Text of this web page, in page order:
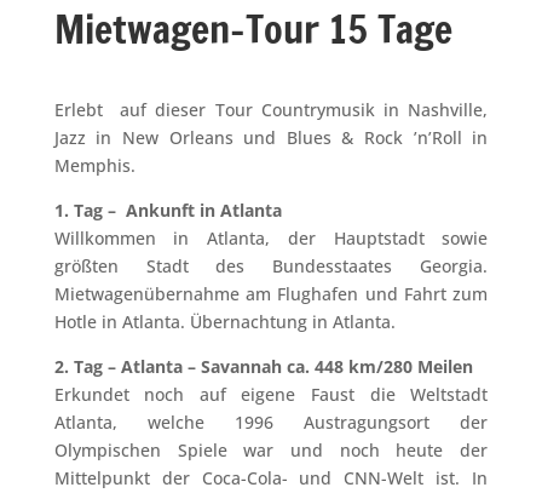
Mietwagen-Tour 15 Tage
Erlebt auf dieser Tour Countrymusik in Nashville,
Jazz in New Orleans und Blues & Rock ’n’Roll in
Memphis.
1. Tag – Ankunft in Atlanta
Willkommen in Atlanta, der Hauptstadt sowie
größten Stadt des Bundesstaates Georgia.
Mietwagenübernahme am Flughafen und Fahrt zum
Hotle in Atlanta. Übernachtung in Atlanta.
2. Tag – Atlanta – Savannah ca. 448 km/280 Meilen
Erkundet noch auf eigene Faust die Weltstadt
Atlanta, welche 1996 Austragungsort der
Olympischen Spiele war und noch heute der
Mittelpunkt der Coca-Cola- und CNN-Welt ist. In